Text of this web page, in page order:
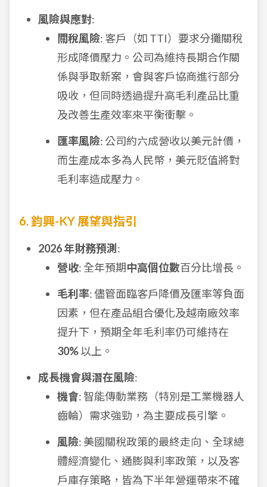
風險與應對:
關稅風險: 客戶（如 TTI）要求分攤關稅
形成降價壓力。公司為維持長期合作關
係與爭取新案，會與客戶協商進行部分
吸收，但同時透過提升高毛利產品比重
及改善生產效率來平衡衝擊。
匯率風險: 公司約六成營收以美元計價，
而生產成本多為人民幣，美元貶值將對
毛利率造成壓力。
6. 鈞興-KY 展望與指引
2026 年財務預測 :
營收: 全年預期中高個位數百分比增長。
毛利率: 儘管面臨客戶降價及匯率等負面
因素，但在產品組合優化及越南廠效率
提升下，預期全年毛利率仍可維持在
30%以上。
成長機會與潛在風險:
機會: 智能傳動業務（特別是工業機器人
齒輪）需求強勁，為主要成長引擎。
風險: 美國關稅政策的最終走向、全球總
體經濟變化、通膨與利率政策，以及客
戶庫存策略，皆為下半年營運帶來不確